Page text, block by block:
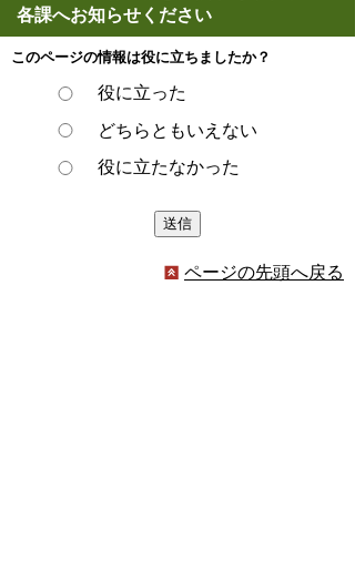
各課へお知らせください
このページの情報は役に立ちましたか？
役に立った
どちらともいえない
役に立たなかった
ページの先頭へ戻る